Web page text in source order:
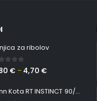
za ribolov
of 5
€ – 4,70 €
Minn Kota RT INSTINCT 90/115 WR QUEST